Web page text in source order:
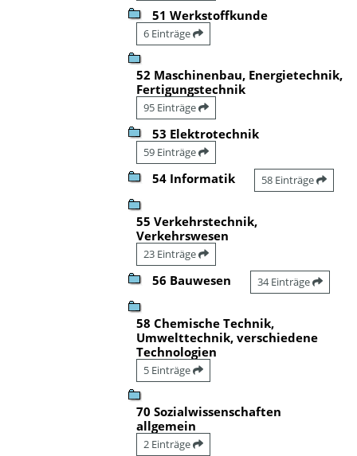
51 Werkstoffkunde
6 Einträge
52 Maschinenbau, Energietechnik,
Fertigungstechnik
95 Einträge
53 Elektrotechnik
59 Einträge
54 Informatik 58 Einträge
55 Verkehrstechnik,
Verkehrswesen
23 Einträge
56 Bauwesen 34 Einträge
58 Chemische Technik,
Umwelttechnik, verschiedene
Technologien
5 Einträge
70 Sozialwissenschaften
allgemein
2 Einträge